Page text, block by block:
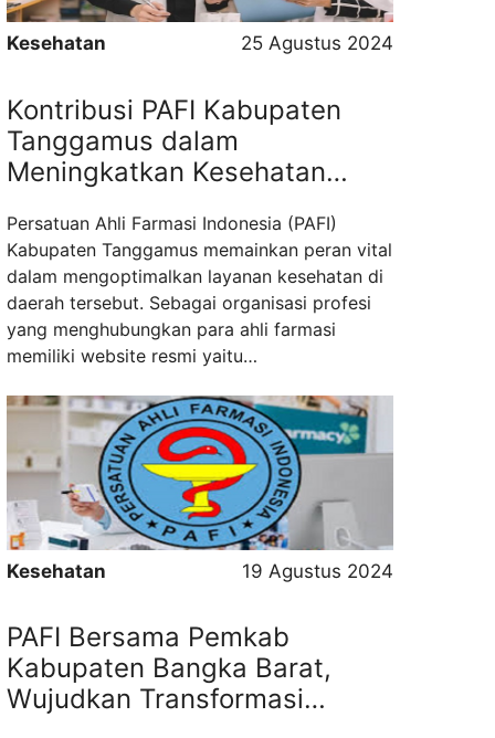
Kesehatan 25 Agustus 2024
Kontribusi PAFI Kabupaten
Tanggamus dalam
Meningkatkan Kesehatan
Persatuan Ahli Farmasi Indonesia (PAFI)
Kabupaten Tanggamus memainkan peran vital
dalam mengoptimalkan layanan kesehatan di
daerah tersebut. Sebagai organisasi profesi
yang menghubungkan para ahli farmasi
memiliki website resmi yaitu
Tanggamus berfokus pada peningkatan
kualitas layanan farmasi melalui pelatihan
berkelanjutan dan penyuluhan. Mereka
bekerja sama dengan fasilitas kesehatan
untuk memastikan penggunaan obat yang ...
Read more
Kesehatan
19 Agustus 2024
PAFI Bersama Pemkab
Kabupaten Bangka Barat,
Wujudkan Transformasi